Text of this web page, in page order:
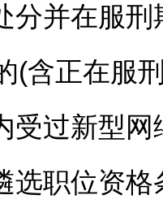
并在服刑
(含正在服
过新型网
职位资格